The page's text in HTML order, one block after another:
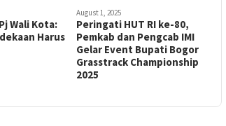
Wali Kota:
Harus
August 1, 2025
Peringati HUT RI ke-80,
Pemkab dan Pengcab IMI
Gelar Event Bupati Bogor
Grasstrack Championship
2025